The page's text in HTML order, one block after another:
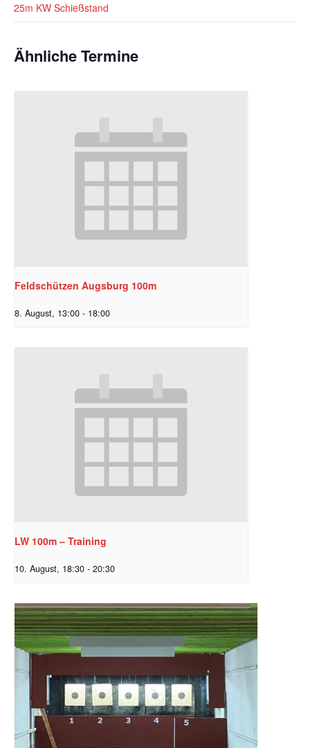
25m KW Schießstand
Ähnliche Termine
Feldschützen Augsburg 100m
8. August, 13:00 - 18:00
LW 100m – Training
10. August, 18:30 - 20:30